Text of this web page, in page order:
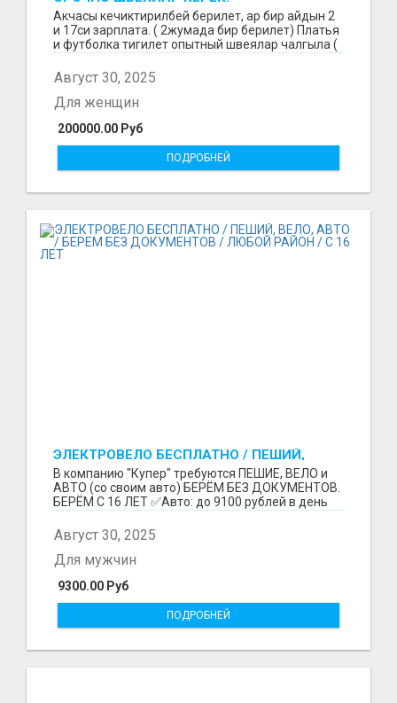
Акчасы кечиктирилбей берилет, ар бир айдын 2
и 17си зарплата. ( 2жумада бир берилет) Платья
и футболка тигилет опытный швеялар чалгыла (
Август 30, 2025
200000.00 Руб
Для женщин
ПОДРОБНЕЙ
ЭЛЕКТРОВЕЛО БЕСПЛАТНО / ПЕШИЙ,
ВЕЛО, АВТО / БЕРЕМ БЕЗ ДОКУМЕНТОВ /
ЛЮБОЙ РАЙОН / С 16 ЛЕТ
В компанию "Купер" требуются ПЕШИЕ, ВЕЛО и
АВТО (со своим авто) БЕРЁМ БЕЗ ДОКУМЕНТОВ.
БЕРЁМ С 16 ЛЕТ ✅Авто: до 9100 рублей в день
(со своим ...
Август 30, 2025
9300.00 Руб
Для мужчин
ПОДРОБНЕЙ